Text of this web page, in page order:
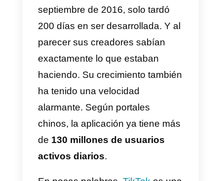
Que es TikTok
El nombre original de la app más
popular de los últimos meses es
Douyin. Este nombre le viene
bien, ya que se trata de